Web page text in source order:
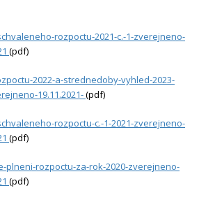
rozpoctu-2021-c.-1-zverejneno-
(pdf)
2022-a-strednedoby-vyhled-2023-
19.11.2021-(pdf)
rozpoctu-c.-1-2021-zverejneno-
(pdf)
plneni-rozpoctu-za-rok-2020-zverejneno-
(pdf)